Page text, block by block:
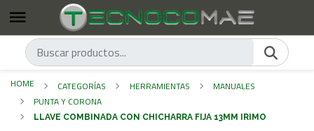
HOME CATEGORÍAS HERRAMIENTAS
MANUALES
PUNTA Y CORONA
LLAVE COMBINADA CON CHICHARRA FIJA 13MM IRIMO